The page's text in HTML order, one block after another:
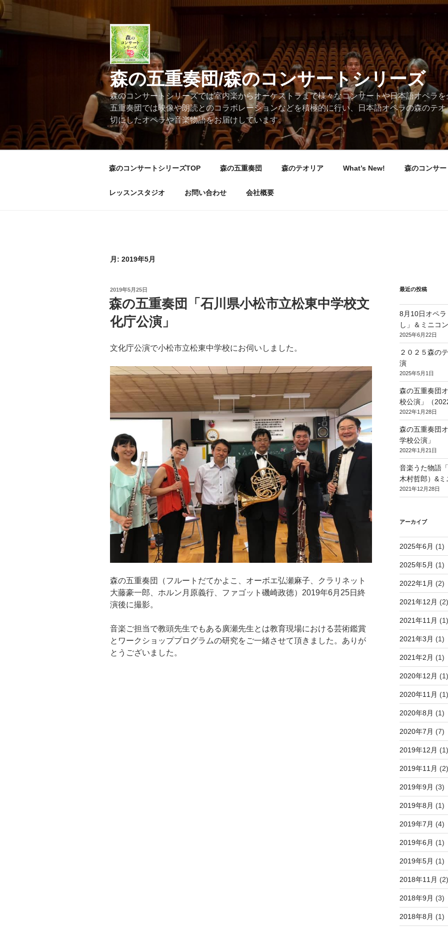
コ
ン
テ
森の五重奏団/森のコンサートシリーズ
森のコンサートシリーズでは室内楽からオーケストラまで様々なコンサートや日本語オペラ
五重奏団では映像や朗読とのコラボレーションなどを積極的に行い、日本語オペラの森のテ
切にしたオペラや音楽物語をお届けしています。
森のコンサートシリーズTOP 森の五重奏団 森のテオリア What’s New! 森のコンサー
レッスンスタジオ お問い合わせ 会社概要
月: 2019年5月
投
稿
日:
2019年5月25日
森の五重奏団「石川県小松市立松東中学校文
化庁公演」
文化庁公演で小松市立松東中学校にお伺いしました。
森の五重奏団（フルートだてかよこ、オーボエ弘瀬麻子、クラリネット
大藤豪一郎、ホルン月原義行、ファゴット磯崎政徳）2019年6月25日終
演後に撮影。
音楽ご担当で教頭先生でもある廣瀬先生とは教育現場における芸術鑑賞
とワークショッププログラムの研究をご一緒させて頂きました。ありが
とうございました。
最近の投稿
8月10日オペ
し」＆ミニコ
2025年6月22日
２０２５森の
演
2025年5月1日
森の五重奏団
校公演」（
2022年1月28日
森の五重奏団
学校公演」
2022年1月21日
音楽うた物語
木村哲郎）&
2021年12月28日
アーカイブ
2025年6月 (1)
2025年5月 (1)
2022年1月 (2)
2021年12月 (2)
2021年11月 (1)
2021年3月 (1)
2021年2月 (1)
2020年12月 (1)
2020年11月 (1)
2020年8月 (1)
2020年7月 (7)
2019年12月 (1)
2019年11月 (2)
2019年9月 (3)
2019年8月 (1)
2019年7月 (4)
2019年6月 (1)
2019年5月 (1)
2018年11月 (2)
2018年9月 (3)
2018年8月 (1)